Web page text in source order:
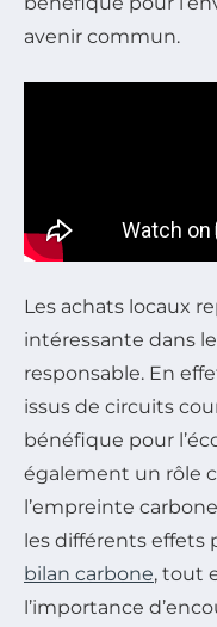
avenir commun.
Les achats locaux
intéressante dans
responsable. En
issus de circuits
bénéfique pour
également un rôle
l’empreinte
les différents effets
bilan carbone, tout
l’importance